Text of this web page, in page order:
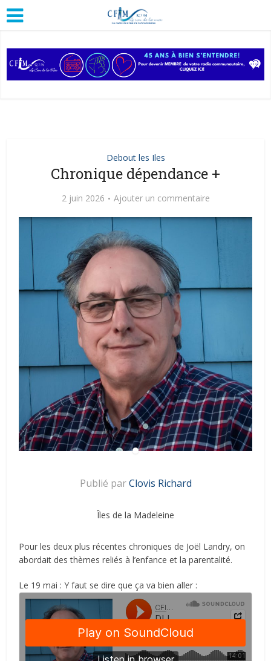
Debout les Iles
Chronique dépendance +
2 juin 2026 Ajouter un commentaire
Publié parClovis Richard
Îles de la Madeleine
Pour les deux plus récentes chroniques de Joël Landry, on
abordait des thèmes reliés à l’enfance et la parentalité.
Le 19 mai : Y faut se dire que ça va bien aller :